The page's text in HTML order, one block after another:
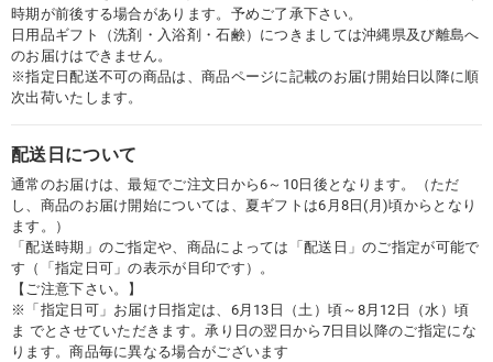
時期が前後する場合があります。予めご了承下さい。
日用品ギフト（洗剤・入浴剤・石鹸）につきましては沖縄県及び離島へ
のお届けはできません。
※指定日配送不可の商品は、商品ページに記載のお届け開始日以降に順
次出荷いたします。
配送日について
通常のお届けは、最短でご注文日から6～10日後となります。（ただ
し、商品のお届け開始については、夏ギフトは6月8日(月)頃からとなり
ます。）
「配送時期」のご指定や、商品によっては「配送日」のご指定が可能で
す（「指定日可」の表示が目印です）。
【ご注意下さい。】
※「指定日可」お届け日指定は、6月13日（土）頃～8月12日（水）頃
ま でとさせていただきます。承り日の翌日から7日目以降のご指定にな
ります。商品毎に異なる場合がございます